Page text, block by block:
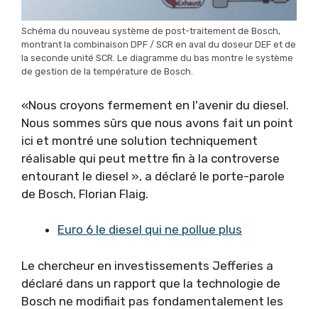
Schéma du nouveau système de post-traitement de Bosch,
montrant la combinaison DPF / SCR en aval du doseur DEF et de
la seconde unité SCR. Le diagramme du bas montre le système
de gestion de la température de Bosch.
«Nous croyons fermement en l'avenir du diesel.
Nous sommes sûrs que nous avons fait un point
ici et montré une solution techniquement
réalisable qui peut mettre fin à la controverse
entourant le diesel », a déclaré le porte-parole
de Bosch, Florian Flaig.
Euro 6 le diesel qui ne pollue plus
Le chercheur en investissements Jefferies a
déclaré dans un rapport que la technologie de
Bosch ne modifiait pas fondamentalement les